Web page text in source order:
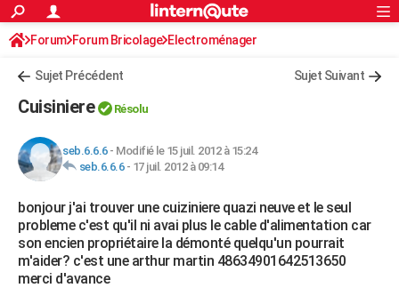
ACTUALITÉS
Politique
Société
Faits Divers
Education
Monde
Villes
+
Retraite
Impôts
Epargne
Immobilier
Risques naturels par ville
Banque
Assurance
Crédit
AUTO
HIGH-TECH
Mobiles
Meilleur smartphone
Internet
Ordinateurs
Jeux vidéo
Guide high-tech
+BRICOLAGE
Forum
Aménagement intérieur
Extérieur
Cuisine
Salle de bains
Jardinage
Rangement
WEEK-END
S'inscrire
Connexion
Forum Forum Bricolage Electroménager
Sujet Précédent Sujet Suivant
Cuisiniere Résolu
seb.6.6.6- Modifié le 15 juil. 2012 à 15:24
seb.6.6.6- 17 juil. 2012 à 09:14
bonjour j'ai trouver une cuiziniere quazi neuve et le seul
probleme c'est qu'il ni avai plus le cable d'alimentation car
son encien propriétaire la démonté quelqu'un pourrait
m'aider? c'est une arthur martin 48634901642513650
merci d'avance